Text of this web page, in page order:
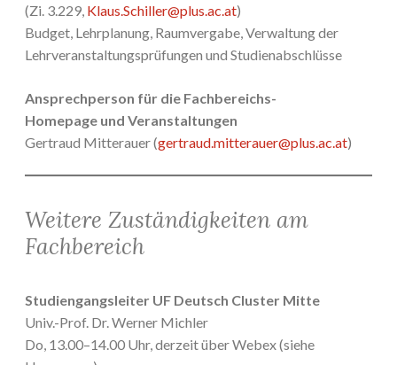
(Zi. 3.229, Klaus.Schiller@plus.ac.at)
Budget, Lehrplanung, Raumvergabe, Verwaltung der
Lehrveranstaltungsprüfungen und Studienabschlüsse
Ansprechperson für die Fachbereichs-
Homepage und Veranstaltungen
Gertraud Mitterauer (gertraud.mitterauer@plus.ac.at)
Weitere Zuständigkeiten am
Fachbereich
Studiengangsleiter UF Deutsch Cluster Mitte
Univ.-Prof. Dr. Werner Michler
Do, 13.00–14.00 Uhr, derzeit über Webex (siehe